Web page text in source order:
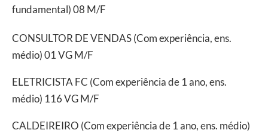
fundamental) 08 M/F
CONSULTOR DE VENDAS (Com experiência, ens.
médio) 01 VG M/F
ELETRICISTA FC (Com experiência de 1 ano, ens.
médio) 116 VG M/F
CALDEIREIRO (Com experiência de 1 ano, ens. médio)